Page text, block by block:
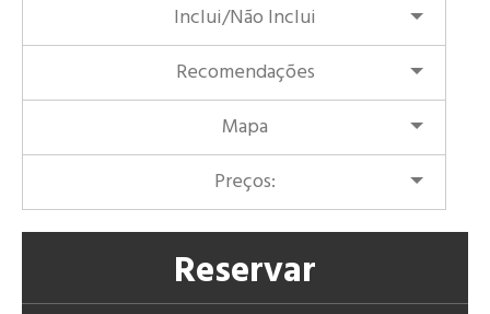
Inclui/Não Inclui
Recomendações
Mapa
Preços:
Reservar